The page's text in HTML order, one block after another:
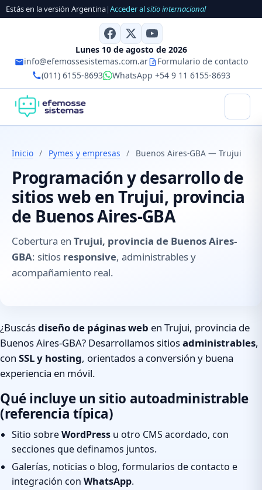
Estás en la versión Argentina|Acceder alsitio internacional
Lunes 10 de agosto de 2026
info@efemossesistemas.com.ar
Formulario de contacto
(011) 6155-8693
WhatsApp +54 9 11 6155-8693
Inicio / Pymes y empresas / Buenos Aires-GBA — Trujui
Programación y desarrollo de
sitios web en Trujui, provincia
de Buenos Aires-GBA
Cobertura en Trujui, provincia de Buenos Aires-
GBA: sitios responsive, administrables y
acompañamiento real.
¿Buscásdiseño de páginas web en Trujui, provincia de
Buenos Aires-GBA? Desarrollamos sitiosadministrables,
con SSL y hosting, orientados a conversión y buena
experiencia en móvil.
Qué incluye un sitio autoadministrable
(referencia típica)
Sitio sobreWordPress u otro CMS acordado, con
secciones que definamos juntos.
Galerías, noticias o blog, formularios de contacto e
integración con WhatsApp.